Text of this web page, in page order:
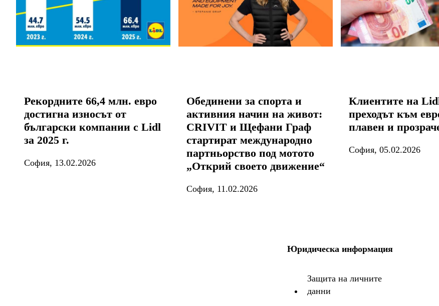
Рекордните 66,4 млн. евро
достигна износът от
български компании с Lidl
за 2025 г.
София, 13.02.2026
Обединени за спорта и
активния начин на живот:
CRIVIT и Щефани Граф
стартират международно
партньорство под мотото
„Открий своето движение“
София, 11.02.2026
Клиентите на
преходът към
плавен и
София, 05.02.2026
Юридическа информация
Защита на личните
данни